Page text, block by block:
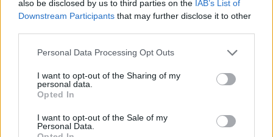
also be disclosed by us to third parties on the IAB’s List of
Downstream Participants that may further disclose it to other
Personal Data Processing Opt Outs
I want to opt-out of the Sharing of my
personal data.
Opted In
I want to opt-out of the Sale of my
Personal Data.